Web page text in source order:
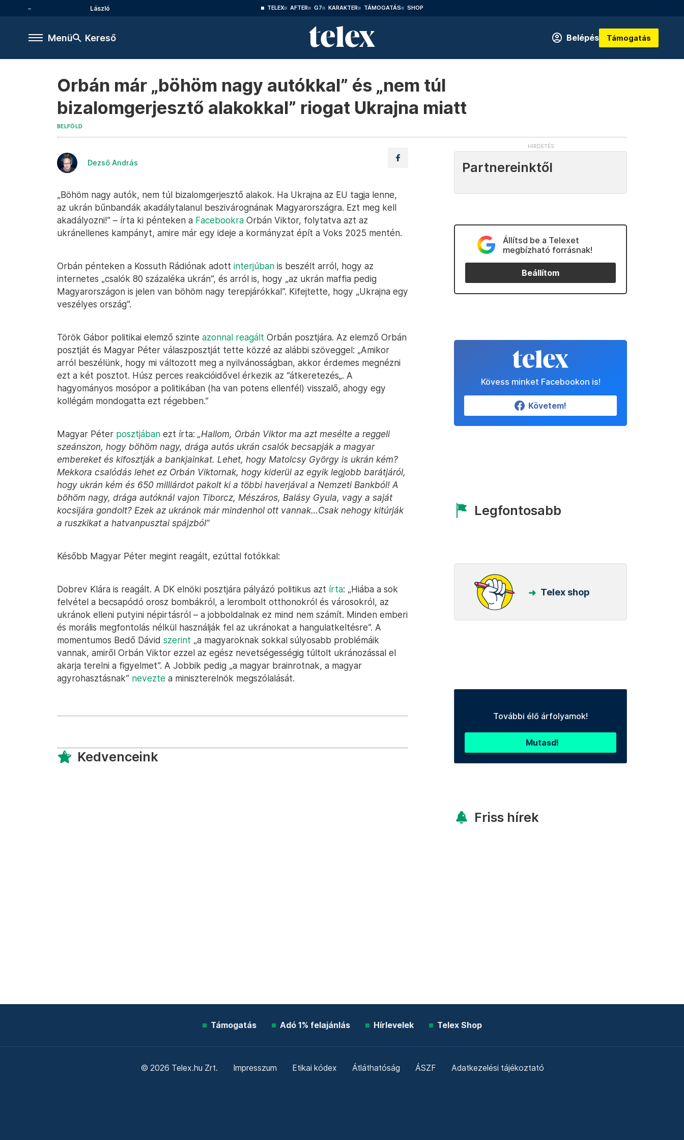
László TELEX AFTER G7 KARAKTER TÁMOGATÁS SHOP
Menü Kereső Belépés Támogatás
Orbán már „böhöm nagy autókkal” és „nem túl
bizalomgerjesztő alakokkal” riogat Ukrajna miatt
BELFÖLD
Dezső András
„Böhöm nagy autók, nem túl bizalomgerjesztő alakok. Ha Ukrajna az EU tagja lenne,
az ukrán bűnbandák akadálytalanul beszivárognának Magyarországra. Ezt meg kell
akadályozni!” – írta ki pénteken a Facebookra Orbán Viktor, folytatva azt az
ukránellenes kampányt, amire már egy ideje a kormányzat épít a Voks 2025 mentén.
Orbán pénteken a Kossuth Rádiónak adott interjúban is beszélt arról, hogy az
internetes „csalók 80 százaléka ukrán”, és arról is, hogy „az ukrán maffia pedig
Magyarországon is jelen van böhöm nagy terepjárókkal”. Kifejtette, hogy „Ukrajna egy
veszélyes ország”.
Török Gábor politikai elemző szinte azonnal reagált Orbán posztjára. Az elemző Orbán
posztját és Magyar Péter válaszposztját tette közzé az alábbi szöveggel: „Amikor
arról beszélünk, hogy mi változott meg a nyilvánosságban, akkor érdemes megnézni
ezt a két posztot. Húsz perces reakcióidővel érkezik az ”átkeretezés„. A
hagyományos mosópor a politikában (ha van potens ellenfél) visszalő, ahogy egy
kollégám mondogatta ezt régebben.”
Magyar Péter posztjában ezt írta: „Hallom, Orbán Viktor ma azt mesélte a reggeli
szeánszon, hogy böhöm nagy, drága autós ukrán csalók becsapják a magyar
embereket és kifosztják a bankjainkat. Lehet, hogy Matolcsy György is ukrán kém?
Mekkora csalódás lehet ez Orbán Viktornak, hogy kiderül az egyik legjobb barátjáról,
hogy ukrán kém és 650 milliárdot pakolt ki a többi haverjával a Nemzeti Bankból! A
böhöm nagy, drága autóknál vajon Tiborcz, Mészáros, Balásy Gyula, vagy a saját
kocsijára gondolt? Ezek az ukránok már mindenhol ott vannak…Csak nehogy kitúrják
a ruszkikat a hatvanpusztai spájzból”
Később Magyar Péter megint reagált, ezúttal fotókkal:
Dobrev Klára is reagált. A DK elnöki posztjára pályázó politikus azt írta: „Hiába a sok
felvétel a becsapódó orosz bombákról, a lerombolt otthonokról és városokról, az
ukránok elleni putyini népirtásról – a jobboldalnak ez mind nem számít. Minden emberi
és morális megfontolás nélkül használják fel az ukránokat a hangulatkeltésre”. A
momentumos Bedő Dávid szerint „a magyaroknak sokkal súlyosabb problémáik
vannak, amiről Orbán Viktor ezzel az egész nevetségességig túltolt ukránozással el
akarja terelni a figyelmet”. A Jobbik pedig „a magyar brainrotnak, a magyar
agyrohasztásnak” nevezte a miniszterelnök megszólalását.
Kedvenceink
Partnereinktől
Állítsd be a Telexet
megbízható forrásnak!
Beállítom
Kövess minket Facebookon is!
Követem!
Legfontosabb
Telex shop
További élő árfolyamok!
Mutasd!
Friss hírek
Támogatás Adó 1% felajánlás Hírlevelek Telex Shop
© 2026 Telex.hu Zrt. Impresszum Etikai kódex Átláthatóság ÁSZF Adatkezelési tájékoztató